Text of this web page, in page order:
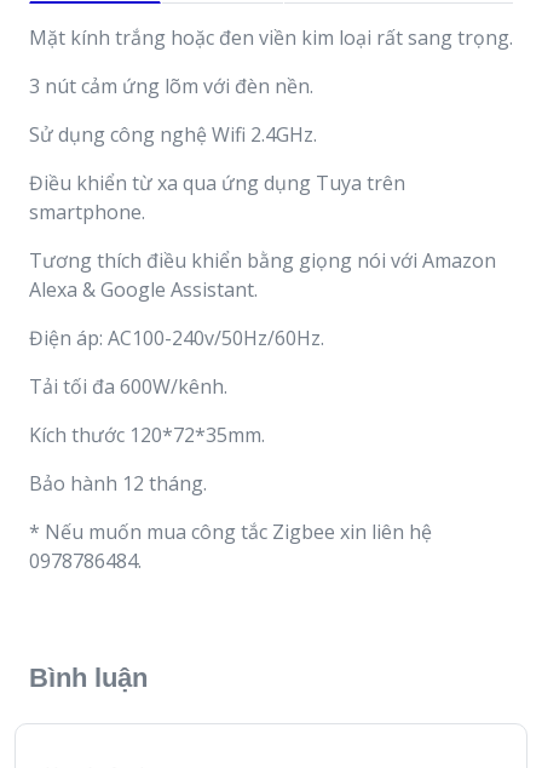
Mặt kính trắng hoặc đen viền kim loại rất sang trọng.
3 nút cảm ứng lõm với đèn nền.
Sử dụng công nghệ Wifi 2.4GHz.
Điều khiển từ xa qua ứng dụng Tuya trên
smartphone.
Tương thích điều khiển bằng giọng nói với Amazon
Alexa & Google Assistant.
Điện áp: AC100-240v/50Hz/60Hz.
Tải tối đa 600W/kênh.
Kích thước 120*72*35mm.
Bảo hành 12 tháng.
* Nếu muốn mua công tắc Zigbee xin liên hệ
0978786484.
Bình luận